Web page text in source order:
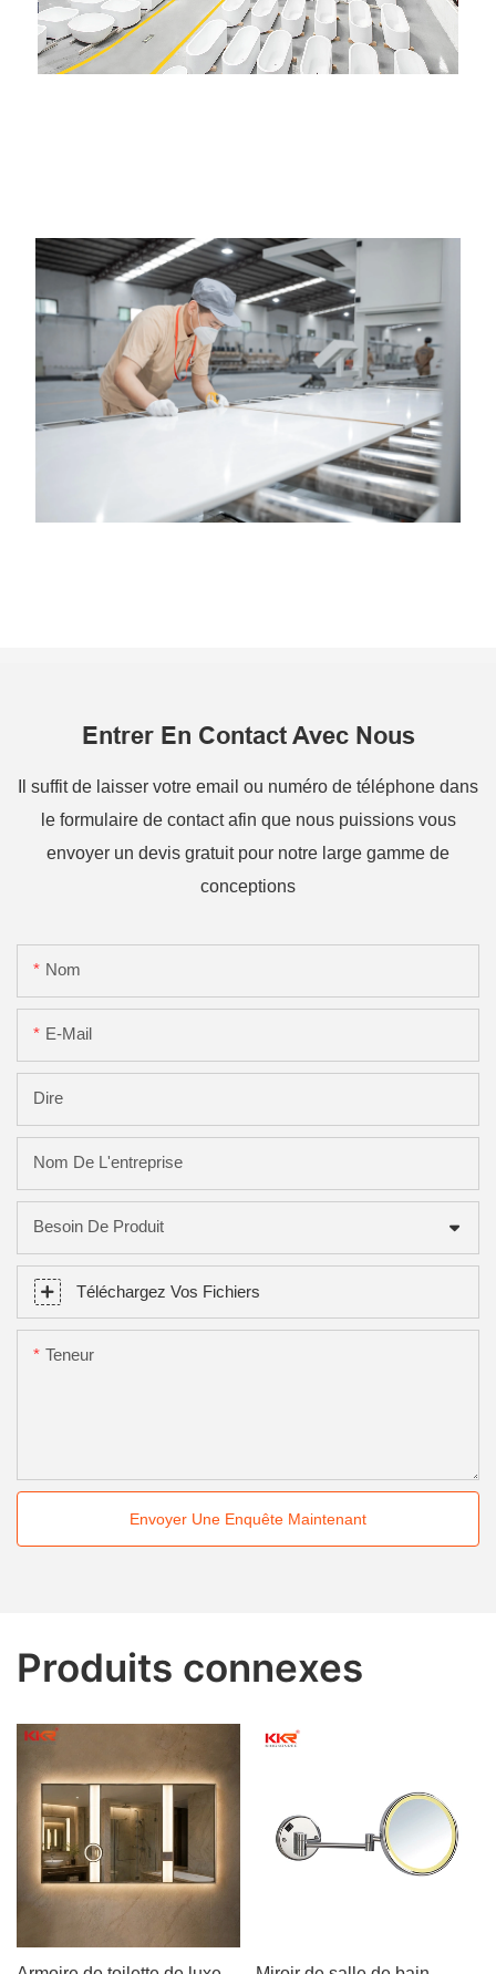
Entrer En Contact Avec Nous
Il suffit de laisser votre email ou numéro de téléphone dans
le formulaire de contact afin que nous puissions vous
envoyer un devis gratuit pour notre large gamme de
conceptions
Nom
E-Mail
Dire
Nom De L'entreprise
Besoin De Produit
Téléchargez Vos Fichiers
Teneur
Envoyer Une Enquête Maintenant
Produits connexes